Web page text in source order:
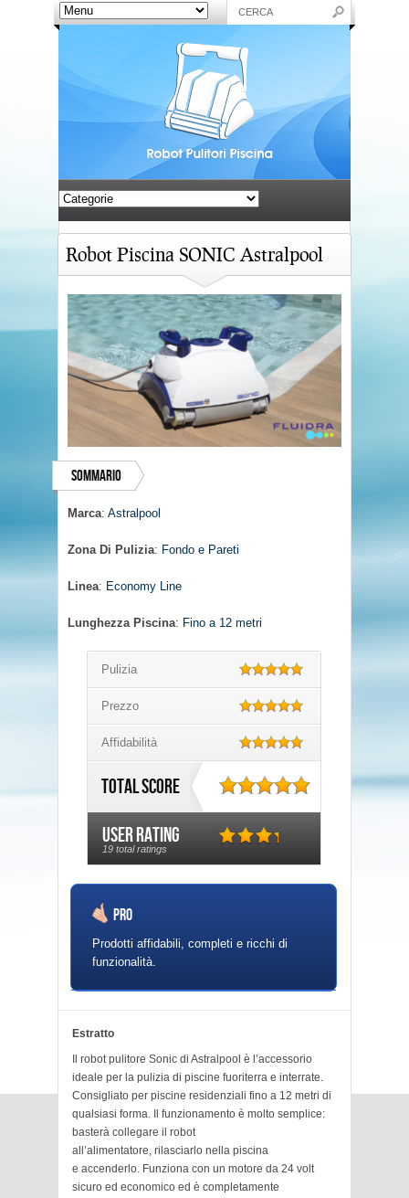
Robot Piscina SONIC Astralpool
Sommario
Marca: Astralpool
Zona Di Pulizia: Fondo e Pareti
Linea: Economy Line
Lunghezza Piscina: Fino a 12 metri
Pulizia
Prezzo
Affidabilità
Total Score
User Rating
19 total ratings
Pro
Prodotti affidabili, completi e ricchi di
funzionalità.
Estratto
Il robot pulitore Sonic di Astralpool è l’accessorio
ideale per la pulizia di piscine fuoriterra e interrate.
Consigliato per piscine residenziali fino a 12 metri di
qualsiasi forma. Il funzionamento è molto semplice:
basterà collegare il robot
all’alimentatore, rilasciarlo nella piscina
e accenderlo. Funziona con un motore da 24 volt
sicuro ed economico ed è completamente